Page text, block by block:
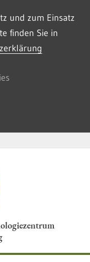
und zum Einsatz
finden Sie in